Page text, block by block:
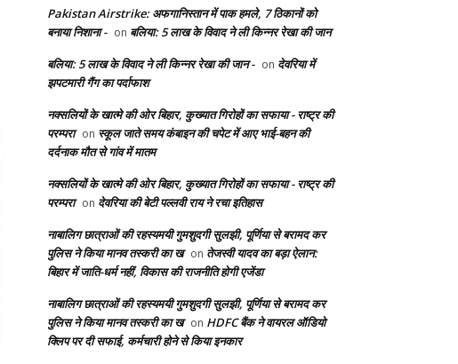
Pakistan Airstrike: अफगानिस्तान में पाक हमले, 7 ठिकानों को
बनाया निशाना - on बलिया: 5 लाख के विवाद ने ली किन्नर रेखा की जान
बलिया: 5 लाख के विवाद ने ली किन्नर रेखा की जान - on देवरिया में
झपटमारी गैंग का पर्दाफाश
नक्सलियों के खात्मे की ओर बिहार, कुख्यात गिरोहों का सफाया - राष्ट्र की
परम्परा on स्कूल जाते समय कंबाइन की चपेट में आए भाई-बहन की
दर्दनाक मौत से गांव में मातम
नक्सलियों के खात्मे की ओर बिहार, कुख्यात गिरोहों का सफाया - राष्ट्र की
परम्परा on देवरिया की बेटी पल्लवी राय ने रचा इतिहास
नाबालिग छात्राओं की रहस्यमयी गुमशुदगी सुलझी, पूर्णिया से बरामद कर
पुलिस ने किया मानव तस्करी का ख on तेजस्वी यादव का बड़ा ऐलान:
बिहार में जाति-धर्म नहीं, विकास की राजनीति होगी एजेंडा
नाबालिग छात्राओं की रहस्यमयी गुमशुदगी सुलझी, पूर्णिया से बरामद कर
पुलिस ने किया मानव तस्करी का ख on HDFC बैंक ने वायरल ऑडियो
क्लिप पर दी सफाई, कर्मचारी होने से किया इनकार